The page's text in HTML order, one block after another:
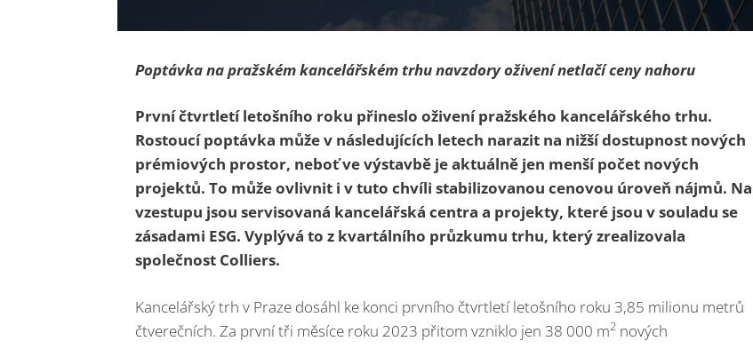
Poptávka na pražském kancelářském trhu navzdory oživení netlačí ceny nahoru
První čtvrtletí letošního roku přineslo oživení pražského kancelářského trhu.
Rostoucí poptávka může v následujících letech narazit na nižší dostupnost nových
prémiových prostor, neboť ve výstavbě je aktuálně jen menší počet nových
projektů. To může ovlivnit i v tuto chvíli stabilizovanou cenovou úroveň nájmů. Na
vzestupu jsou servisovaná kancelářská centra a projekty, které jsou v souladu se
zásadami ESG. Vyplývá to z kvartálního průzkumu trhu, který zrealizovala
společnost Colliers.
Kancelářský trh v Praze dosáhl ke konci prvního čtvrtletí letošního roku 3,85 milionu metrů
čtverečních. Za první tři měsíce roku 2023 přitom vzniklo jen 38 000 m2 nových